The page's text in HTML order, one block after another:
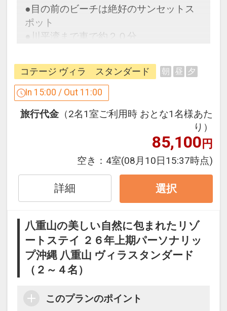
●目の前のビーチは絶好のサンセットス
ポット
●川平湾まで車で約２０分
フサキビーチのご案内
★フサキビーチ
リゾートホテルで随一の美しい天然ビー
チ。エメラルドグリーンの海には色とり
どりの熱帯魚が。
[夏季] 3月1日～10月31日 9:00～
17:30（6～9月：～18:30）
[冬季] 11月～2月末 9:00～17:00
※マリンメニュー：冬季は前日までのご
※営業時間や内容は予告なく変更となる
場合があります。
エリア）のご案内
コテージ ヴィラ スタンダード 朝 昼 夕
In 15:00 / Out 11:00
旅行代金 （2名1室ご利用時 おとな1名様あた
り）
85,100円
空き： 4室(08月10日15:37時点)
詳細 選択
八重山の美しい自然に包まれたリゾ
ートステイ ２６年上期パーソナリッ
プ沖縄 八重山 ヴィラスタンダード
（２～４名）
このプランのポイント